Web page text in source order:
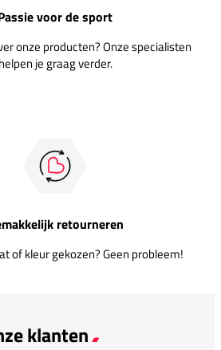
voor de sport
onze producten? Onze specialisten
helpen je graag verder.
retourneren
of kleur gekozen? Geen probleem!
klanten